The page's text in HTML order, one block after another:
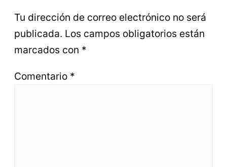
Tu dirección de correo electrónico no será
publicada. Los campos obligatorios están
marcados con *
Comentario *